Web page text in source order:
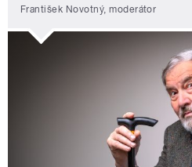
František Novotný, moderátor